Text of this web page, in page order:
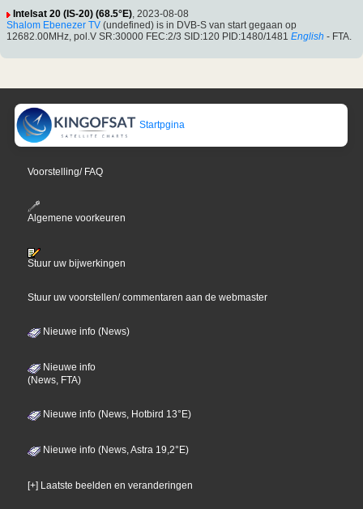
Intelsat 20 (IS-20) (68.5°E), 2023-08-08
Shalom Ebenezer TV (undefined) is in DVB-S van start gegaan op
12682.00MHz, pol.V SR:30000 FEC:2/3 SID:120 PID:1480/1481 English - FTA.
Startpgina
Voorstelling/ FAQ
Algemene voorkeuren
Stuur uw bijwerkingen
Stuur uw voorstellen/ commentaren aan de webmaster
Nieuwe info (News)
Nieuwe info
(News, FTA)
Nieuwe info (News, Hotbird 13°E)
Nieuwe info (News, Astra 19,2°E)
[+] Laatste beelden en veranderingen